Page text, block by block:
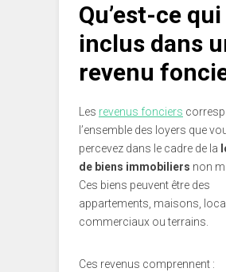
Qu’est-ce
inclus dans
revenu
Les revenus fonciers
l’ensemble des loyers que
percevez dans le cadre de la
de biens immobiliers non
Ces biens peuvent être des
appartements, maisons,
commerciaux ou terrains.
Ces revenus comprennent :